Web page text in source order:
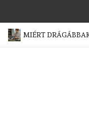
MIÉRT DRÁGÁBBAK A